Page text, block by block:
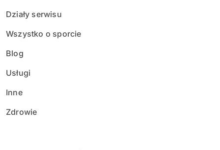
Działy serwisu
Wszystko o sporcie
Blog
Usługi
Inne
Zdrowie